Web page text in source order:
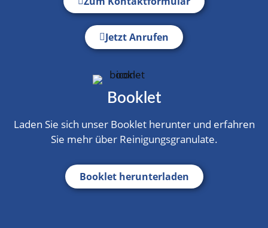
Jetzt Anrufen
Booklet
Laden Sie sich unser Booklet herunter und erfahren
Sie mehr über Reinigungsgranulate.
Booklet herunterladen